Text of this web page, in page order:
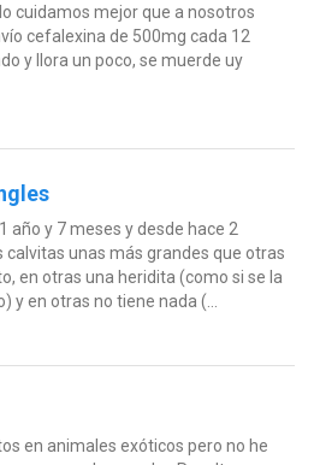
cuidamos mejor que a nosotros
cefalexina de 500mg cada 12
y llora un poco, se muerde uy
año y 7 meses y desde hace 2
calvitas unas más grandes que otras
en otras una heridita (como si se la
y en otras no tiene nada (...
en animales exóticos pero no he